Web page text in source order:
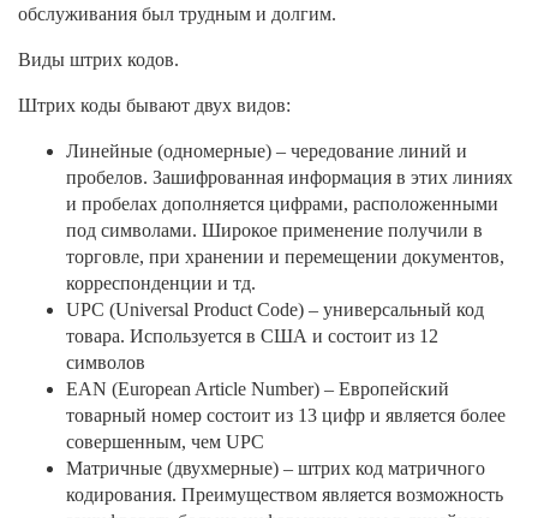
обслуживания был трудным и долгим.
Виды штрих кодов.
Штрих коды бывают двух видов:
Линейные (одномерные) – чередование линий и
пробелов. Зашифрованная информация в этих линиях
и пробелах дополняется цифрами, расположенными
под символами. Широкое применение получили в
торговле, при хранении и перемещении документов,
корреспонденции и тд.
UPC (Universal Product Code) – универсальный код
товара. Используется в США и состоит из 12
символов
EAN (European Article Number) – Европейский
товарный номер состоит из 13 цифр и является более
совершенным, чем UPC
Матричные (двухмерные) – штрих код матричного
кодирования. Преимуществом является возможность